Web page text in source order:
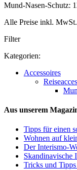
Mund-Nasen-Schutz:
Alle Preise inkl. MwSt.
Filter
Kategorien:
Accessoires
Aus unserem
Tipps für einen
Wohnen auf
Der Interismo-
Skandinavische
Tricks und